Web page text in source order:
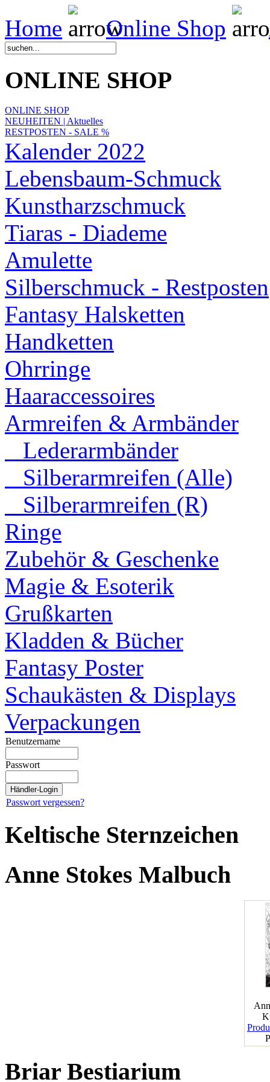
Home Online Shop
ONLINE SHOP
ONLINE SHOP
NEUHEITEN | Aktuelles
RESTPOSTEN - SALE %
Kalender 2022
Lebensbaum-Schmuck
Kunstharzschmuck
Tiaras - Diademe
Amulette
Silberschmuck - Restposten
Fantasy Halsketten
Handketten
Ohrringe
Haaraccessoires
Armreifen & Armbänder
Lederarmbänder
Silberarmreifen (Alle)
Silberarmreifen (R)
Ringe
Zubehör & Geschenke
Magie & Esoterik
Grußkarten
Kladden & Bücher
Fantasy Poster
Schaukästen & Displays
Verpackungen
Benutzername
Passwort
Passwort vergessen?
Keltische Sternzeichen
Anne Stokes Malbuch
Briar Bestiarium